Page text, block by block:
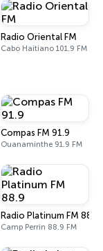
Radio Oriental FM
Cabo Haitiano 101.9 FM
Compas FM 91.9
Ouanaminthe 91.9 FM
Radio Platinum FM 88.9
Camp Perrin 88.9 FM